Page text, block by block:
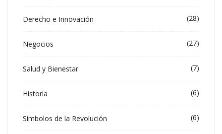
Derecho e Innovación (28)
Negocios (27)
Salud y Bienestar (7)
Historia (6)
Símbolos de la Revolución (6)